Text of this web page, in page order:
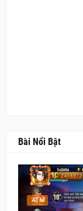
Bài Nổi Bật
ATM